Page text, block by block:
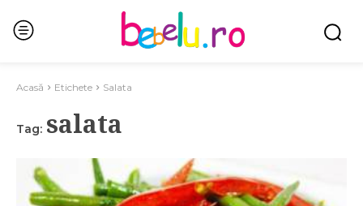
Acasă Etichete Salata
Tag: salata